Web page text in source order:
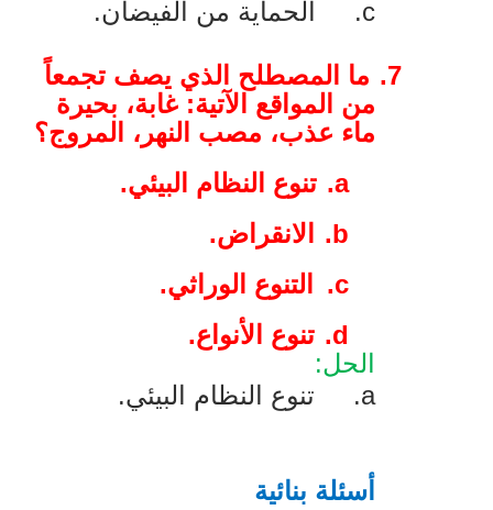
c
. الحماية من الفيضان.
7.
ما المصطلح الذي يصف تجمعاً
من المواقع الآتية: غابة، بحيرة
ماء عذب، مصب النهر، المروج؟
a.
تنوع النظام البيئي.
b.
الانقراض.
c.
التنوع الوراثي.
d.
تنوع الأنواع.
الحل:
a
. تنوع النظام البيئي.
أسئلة بنائية